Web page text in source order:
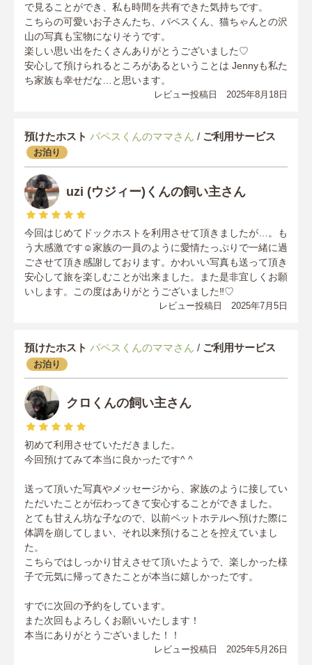
で見ることができ、私も時間を共有できた気持ちです。
こちらの可愛いお子さんたち、パペスくん、猫ちゃんとの沢
山の写真も宝物になりそうです。
楽しい思い出をたくさんありがとうございました♡
安心して預けられるところがあるということは Jennyも私た
ち家族も幸せだな…と思います。
レビュー投稿日 2025年8月18日
預けたホスト パペスくんのママさん / ご利用サービス
お泊り
uzi (ウジィー)くんの飼い主さん
今回はじめてドックホストを利用させて頂きましたが…。も
う大感激です☺️家族の一員のように愛情たっぷりで一緒に過
ごさせて頂き感謝しております。かわいい写真も送って頂き
安心して旅を楽しむことが出来ました。また是非宜しくお願
いします。この度はありがとうございました‼︎♡
レビュー投稿日 2025年7月5日
預けたホスト パペスくんのママさん / ご利用サービス
お泊り
クロくんの飼い主さん
初めて利用させていただきました。
今回預けてみて本当に良かったです^ ^
送って頂いた写真やメッセージから、家族のように接してい
ただいたことが伝わってきて安心することができました。
とても甘えん坊な子なので、以前ペットホテルへ預けた際に
体調を崩してしまい、それ以来預けることを控えていまし
た。
こちらではしっかり甘えさせて頂いたようで、楽しかった様
子で元気に帰ってきたことが本当に嬉しかったです。
すでに次回の予約をしています。
また次回もよろしくお願いいたします！
本当にありがとうございました！！
レビュー投稿日 2025年5月26日